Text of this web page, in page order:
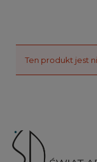
Ten produkt jest